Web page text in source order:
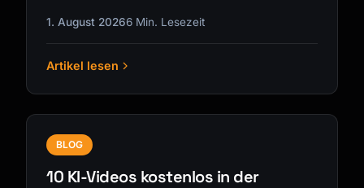
1. August 20266 Min. Lesezeit
Artikel lesen
BLOG
10 KI-Videos kostenlos in der